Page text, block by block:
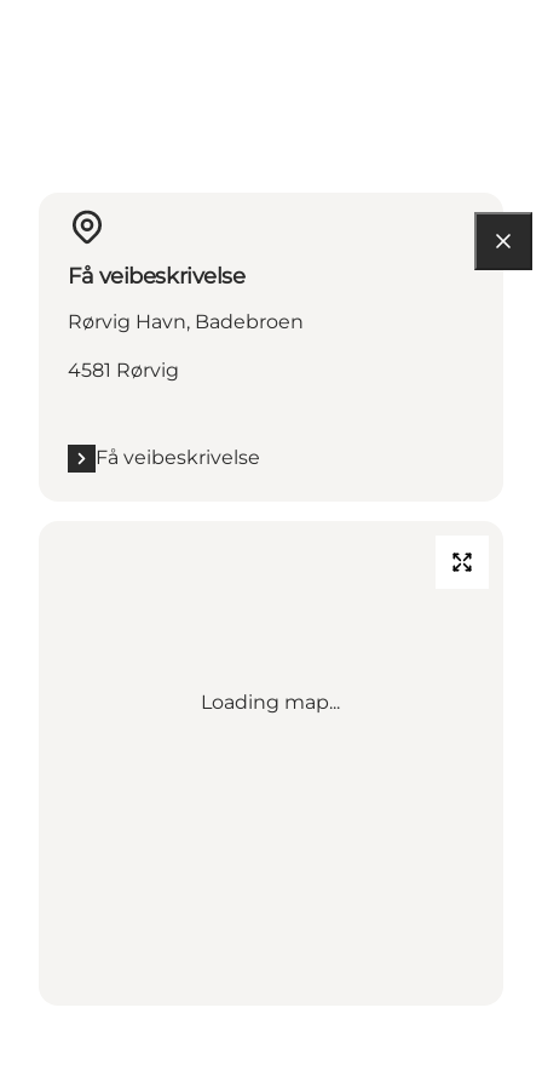
Få veibeskrivelse
Rørvig Havn, Badebroen
4581 Rørvig
Få veibeskrivelse
Loading map...